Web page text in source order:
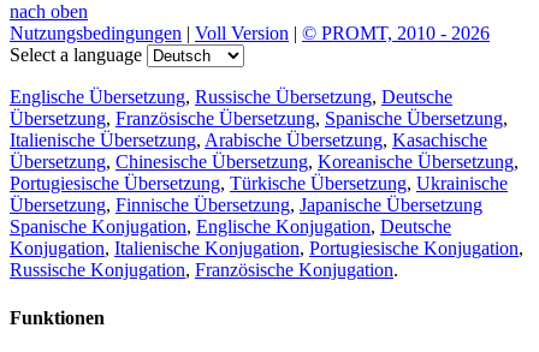
nach oben
Nutzungsbedingungen | Voll Version | © PROMT, 2010 - 2026
Select a language
Englische Übersetzung, Russische Übersetzung, Deutsche
Übersetzung, Französische Übersetzung, Spanische Übersetzung,
Italienische Übersetzung, Arabische Übersetzung, Kasachische
Übersetzung, Chinesische Übersetzung, Koreanische Übersetzung,
Portugiesische Übersetzung, Türkische Übersetzung, Ukrainische
Übersetzung, Finnische Übersetzung, Japanische Übersetzung
Spanische Konjugation, Englische Konjugation, Deutsche
Konjugation, Italienische Konjugation, Portugiesische Konjugation,
Russische Konjugation, Französische Konjugation.
Funktionen